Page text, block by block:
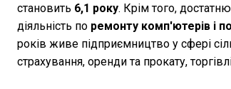
становить 6,1 року. Крім того,
діяльність по ремонту комп'ютерів і
років живе підприємництво у сфері
страхування, оренди та прокату,